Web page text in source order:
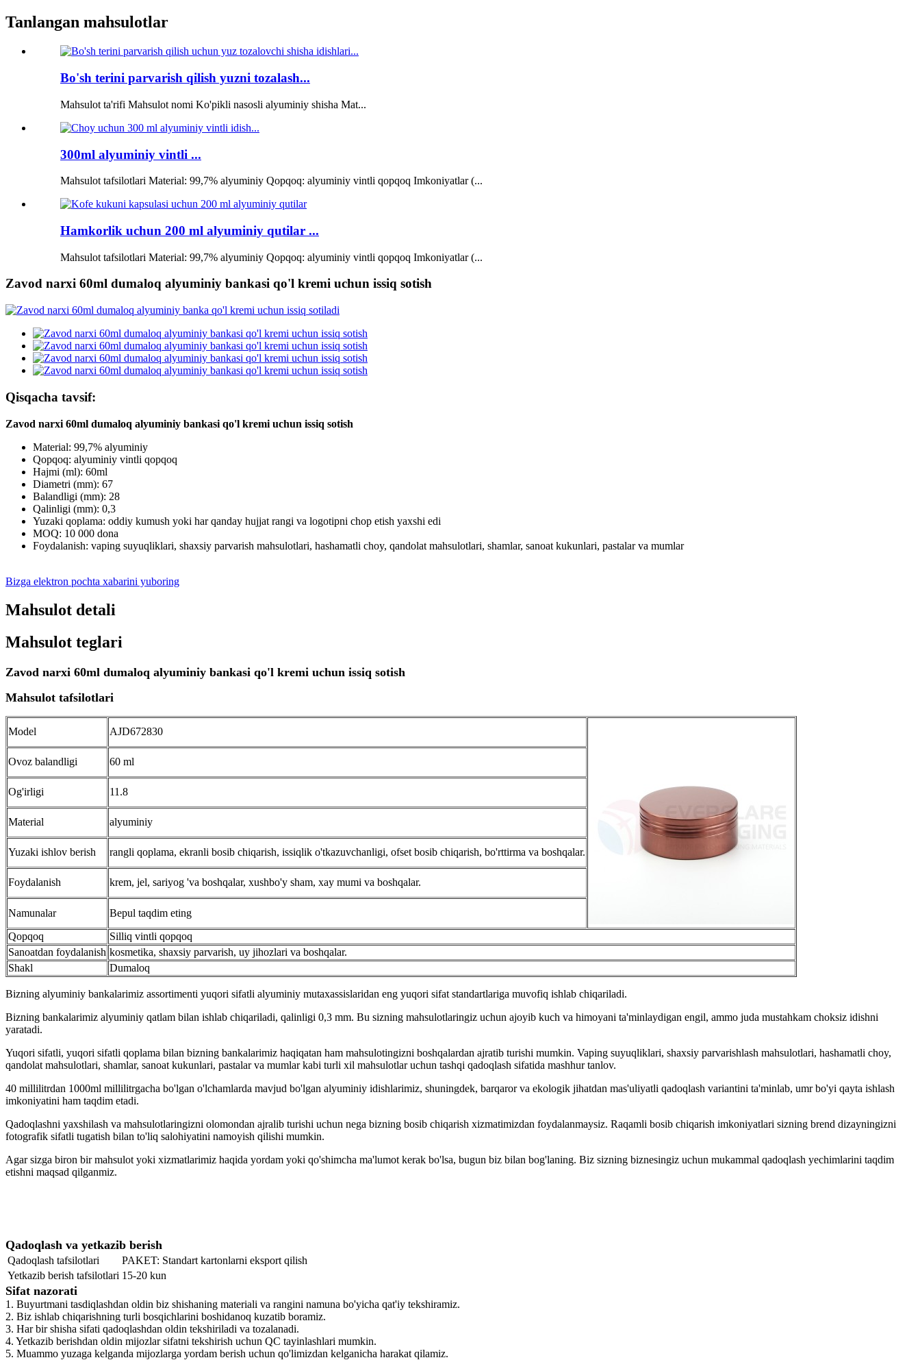
Tanlangan mahsulotlar
Bo'sh terini parvarish qilish yuzni tozalash...
Mahsulot ta'rifi Mahsulot nomi Ko'pikli nasosli alyuminiy shisha Mat...
300ml alyuminiy vintli ...
Mahsulot tafsilotlari Material: 99,7% alyuminiy Qopqoq: alyuminiy vintli qopqoq Imkoniyatlar (...
Hamkorlik uchun 200 ml alyuminiy qutilar ...
Mahsulot tafsilotlari Material: 99,7% alyuminiy Qopqoq: alyuminiy vintli qopqoq Imkoniyatlar (...
Zavod narxi 60ml dumaloq alyuminiy bankasi qo'l kremi uchun issiq sotish
Qisqacha tavsif:
Zavod narxi 60ml dumaloq alyuminiy bankasi qo'l kremi uchun issiq sotish
Material: 99,7% alyuminiy
Qopqoq: alyuminiy vintli qopqoq
Hajmi (ml): 60ml
Diametri (mm): 67
Balandligi (mm): 28
Qalinligi (mm): 0,3
Yuzaki qoplama: oddiy kumush yoki har qanday hujjat rangi va logotipni chop etish yaxshi edi
MOQ: 10 000 dona
Foydalanish: vaping suyuqliklari, shaxsiy parvarish mahsulotlari, hashamatli choy, qandolat mahsulotlari, shamlar, sanoat kukunlari, pastalar va mumlar
Bizga elektron pochta xabarini yuboring
Mahsulot detali
Mahsulot teglari
Zavod narxi 60ml dumaloq alyuminiy bankasi qo'l kremi uchun issiq sotish
Mahsulot tafsilotlari
Model AJD672830
Ovoz balandligi 60 ml
Og'irligi 11.8
Material alyuminiy
Yuzaki ishlov berish rangli qoplama, ekranli bosib chiqarish, issiqlik o'tkazuvchanligi, ofset bosib chiqarish, bo'rttirma va boshqalar.
Foydalanish krem, jel, sariyog 'va boshqalar, xushbo'y sham, xay mumi va boshqalar.
Namunalar
Bepul taqdim eting
Qopqoq
Silliq vintli qopqoq
Sanoatdan foydalanish kosmetika, shaxsiy parvarish, uy jihozlari va boshqalar.
Shakl
Dumaloq
Bizning alyuminiy bankalarimiz assortimenti yuqori sifatli alyuminiy mutaxassislaridan eng yuqori sifat standartlariga muvofiq ishlab chiqariladi.
Bizning bankalarimiz alyuminiy qatlam bilan ishlab chiqariladi, qalinligi 0,3 mm. Bu sizning mahsulotlaringiz uchun ajoyib kuch va himoyani ta'minlaydigan engil, ammo juda mustahkam choksiz idishni
yaratadi.
Yuqori sifatli, yuqori sifatli qoplama bilan bizning bankalarimiz haqiqatan ham mahsulotingizni boshqalardan ajratib turishi mumkin. Vaping suyuqliklari, shaxsiy parvarishlash mahsulotlari, hashamatli choy,
qandolat mahsulotlari, shamlar, sanoat kukunlari, pastalar va mumlar kabi turli xil mahsulotlar uchun tashqi qadoqlash sifatida mashhur tanlov.
40 millilitrdan 1000ml millilitrgacha bo'lgan o'lchamlarda mavjud bo'lgan alyuminiy idishlarimiz, shuningdek, barqaror va ekologik jihatdan mas'uliyatli qadoqlash variantini ta'minlab, umr bo'yi qayta ishlash
imkoniyatini ham taqdim etadi.
Qadoqlashni yaxshilash va mahsulotlaringizni olomondan ajralib turishi uchun nega bizning bosib chiqarish xizmatimizdan foydalanmaysiz. Raqamli bosib chiqarish imkoniyatlari sizning brend dizayningizni
fotografik sifatli tugatish bilan to'liq salohiyatini namoyish qilishi mumkin.
Agar sizga biron bir mahsulot yoki xizmatlarimiz haqida yordam yoki qo'shimcha ma'lumot kerak bo'lsa, bugun biz bilan bog'laning. Biz sizning biznesingiz uchun mukammal qadoqlash yechimlarini taqdim
etishni maqsad qilganmiz.
Qadoqlash va yetkazib berish
Qadoqlash tafsilotlari
PAKET: Standart kartonlarni eksport qilish
Yetkazib berish tafsilotlari 15-20 kun
Sifat nazorati
1. Buyurtmani tasdiqlashdan oldin biz shishaning materiali va rangini namuna bo'yicha qat'iy tekshiramiz.
2. Biz ishlab chiqarishning turli bosqichlarini boshidanoq kuzatib boramiz.
3. Har bir shisha sifati qadoqlashdan oldin tekshiriladi va tozalanadi.
4. Yetkazib berishdan oldin mijozlar sifatni tekshirish uchun QC tayinlashlari mumkin.
5. Muammo yuzaga kelganda mijozlarga yordam berish uchun qo'limizdan kelganicha harakat qilamiz.